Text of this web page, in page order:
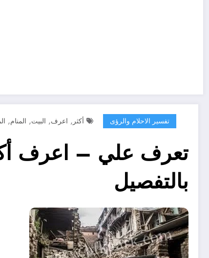
تفسير الاحلام والرؤى أكثر , اعرف, البيت, المنام,
تعرف علي – اعرف
بالتفصيل